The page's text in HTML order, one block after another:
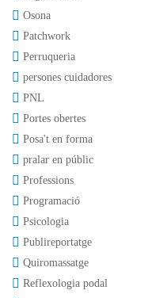
Osona
Patchwork
Perruqueria
persones cuidadores
PNL
Portes obertes
Posa't en forma
pralar en públic
Professions
Programació
Psicologia
Publireportatge
Quiromassatge
Reflexologia podal